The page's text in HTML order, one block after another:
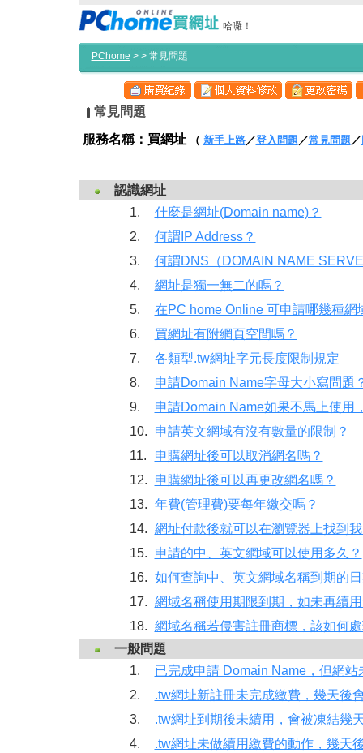
哈囉！
PChome > > 常見問題
常見問題
服務名稱：買網址（ 新手上路／登入問題 ／常見問題 ／
認識網址
1.
什麼是網址(Domain name)？
2.
何謂IP Address？
3.
何謂DNS（DOMAIN NAME
4.
網址是獨一無二的嗎？
5.
在PC home Online 可申請哪幾種網
6.
買網址有附網頁空間嗎？
7.
各類型.tw網址字元長度限制規定
8.
申請Domain Name字母大小寫問題
9.
申請Domain Name如果不馬上使用
10.
申請英文網域有沒有數量的限制？
11.
申購網址後可以取消網名嗎？
12.
申購網址後可以再更改網名嗎？
13. 年費(管理費)要每年繳交嗎？
14. 網址付款後就可以在瀏覽器上找到
15.
申請的中、英文網域可以使用多久？
16. 如何查詢中、英文網域名稱到期的
17. 網域名稱使用期限到期，如未再續
18. 網域名稱若侵害註冊商標，該如何
一般問題
1.
已完成申請 Domain Name，但網
2.
.tw網址新註冊未完成繳費，幾天後
3.
.tw網址到期後未續用，會被凍結幾
4.
.tw網址未做續用繳費的動作，幾天